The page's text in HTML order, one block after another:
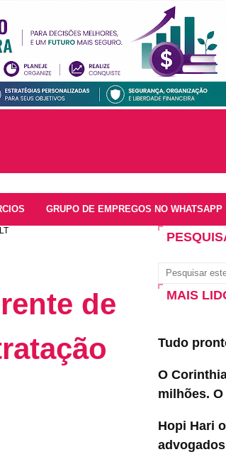
GRUPO DE EMPREGOS NO WHATSAPP
de
MAIS
Tudo
O
milhões.
Hopi Hari